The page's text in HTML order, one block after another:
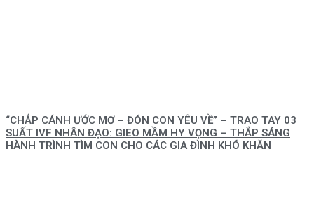
“CHẮP CÁNH ƯỚC MƠ – ĐÓN CON YÊU VỀ” – TRAO TAY 03
SUẤT IVF NHÂN ĐẠO: GIEO MẦM HY VỌNG – THẮP SÁNG
HÀNH TRÌNH TÌM CON CHO CÁC GIA ĐÌNH KHÓ KHĂN